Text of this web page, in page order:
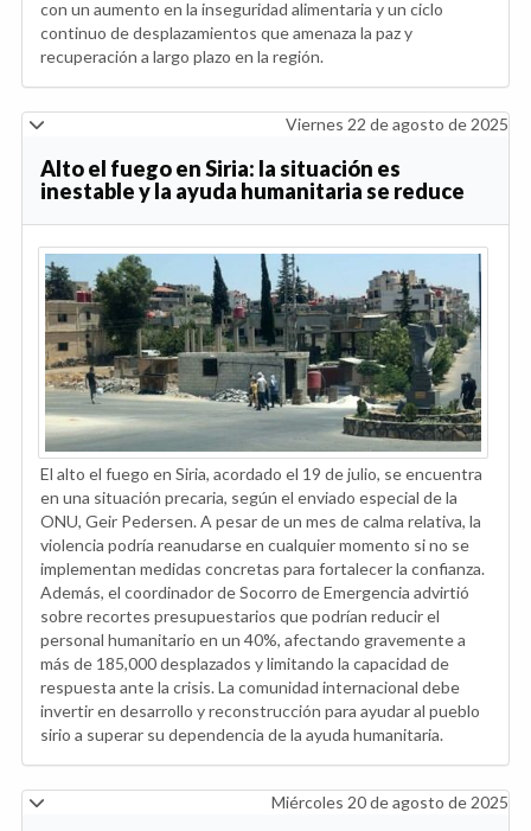
con un aumento en la inseguridad alimentaria y un ciclo
continuo de desplazamientos que amenaza la paz y
recuperación a largo plazo en la región.
Viernes 22 de agosto de 2025
Alto el fuego en Siria: la situación es
inestable y la ayuda humanitaria se reduce
El alto el fuego en Siria, acordado el 19 de julio, se encuentra
en una situación precaria, según el enviado especial de la
ONU, Geir Pedersen. A pesar de un mes de calma relativa, la
violencia podría reanudarse en cualquier momento si no se
implementan medidas concretas para fortalecer la confianza.
Además, el coordinador de Socorro de Emergencia advirtió
sobre recortes presupuestarios que podrían reducir el
personal humanitario en un 40%, afectando gravemente a
más de 185,000 desplazados y limitando la capacidad de
respuesta ante la crisis. La comunidad internacional debe
invertir en desarrollo y reconstrucción para ayudar al pueblo
sirio a superar su dependencia de la ayuda humanitaria.
Miércoles 20 de agosto de 2025